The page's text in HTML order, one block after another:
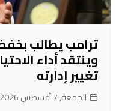
ترامب يطالب
وينتقد أداء
تغيير إدارته
الجمعة, 7 أغسطس 2026, 19:54